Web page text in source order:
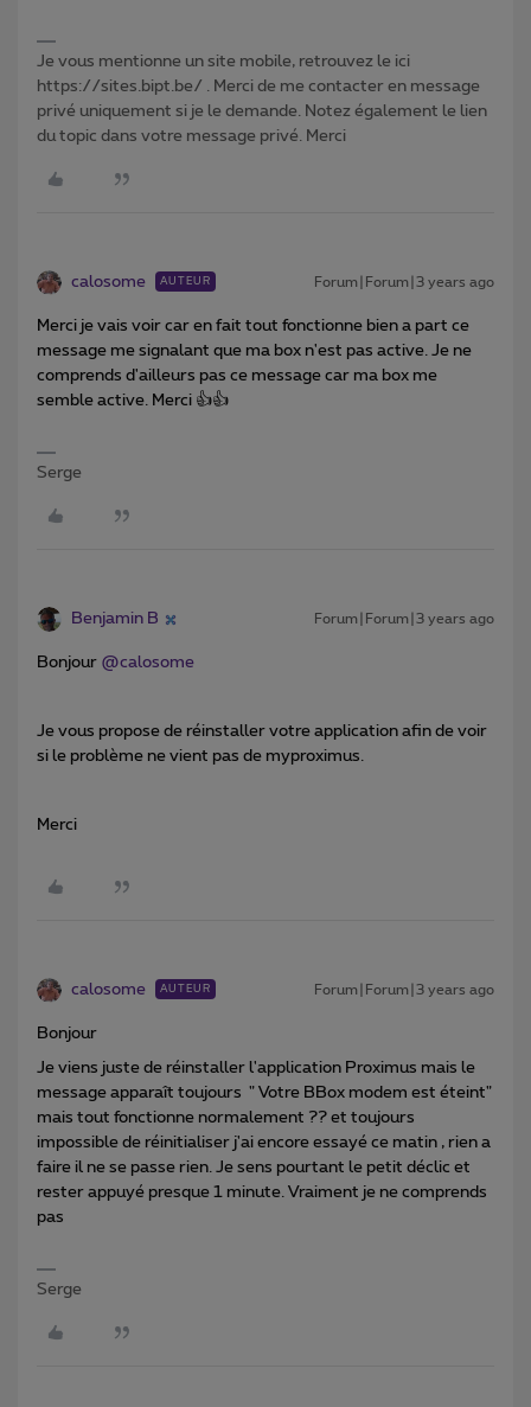
Je vous mentionne un site mobile, retrouvez le ici
https://sites.bipt.be/ . Merci de me contacter en message
privé uniquement si je le demande. Notez également le lien
du topic dans votre message privé. Merci
calosome AUTEUR Forum|Forum|3 years ago
Merci je vais voir car en fait tout fonctionne bien a part ce
message me signalant que ma box n'est pas active. Je ne
comprends d'ailleurs pas ce message car ma box me
semble active. Merci 👍👍
Serge
Benjamin B Forum|Forum|3 years ago
Bonjour @calosome
Je vous propose de réinstaller votre application afin de voir
si le problème ne vient pas de myproximus.
Merci
calosome AUTEUR Forum|Forum|3 years ago
Bonjour
Je viens juste de réinstaller l'application Proximus mais le
message apparaît toujours " Votre BBox modem est éteint"
mais tout fonctionne normalement ?? et toujours
impossible de réinitialiser j'ai encore essayé ce matin , rien a
faire il ne se passe rien. Je sens pourtant le petit déclic et
rester appuyé presque 1 minute. Vraiment je ne comprends
pas
Serge